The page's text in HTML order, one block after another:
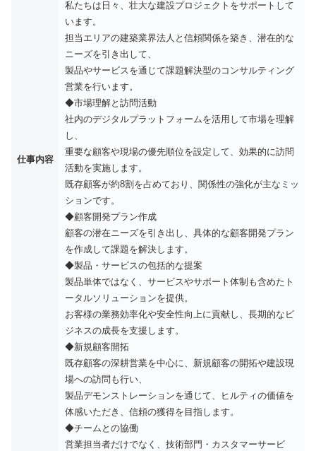
仕事内容
私たちは日々、壮大な建設プロジェクトをサポートして
います。
担当エリアの建築業界法人と信頼関係を築き、潜在的な
ニーズを引き出して、
製品やサービスを通じて課題解決型のコンサルティング
営業を行います。
◆市場理解と訪問活動
社内のデジタルプラットフォームを活用して市場を理解
し、
重要な顧客や現場の優先順位を設定して、効果的に訪問
活動を実施します。
既存顧客が約8割を占めており、関係性の強化が主なミッ
ションです。
◆顧客開発プラン作成
顧客の潜在ニーズを引き出し、具体的な顧客開発プラン
を作成して課題を解決します。
◆製品・サービスの包括的な提案
製品単体ではなく、サービスやサポート体制も含めたト
ータルソリューションを提供。
お客様の業務効率化や安全性向上に貢献し、長期的なビ
ジネスの成長を支援します。
◆新規顧客開拓
既存顧客の深耕営業を中心に、新規顧客の開拓や建設現
場への訪問も行い、
製品デモンストレーションを通じて、ヒルティの価値を
体感いただき、信頼の獲得を目指します。
◆チームとの協働
営業担当者だけでなく、技術部門・カスタマーサービ